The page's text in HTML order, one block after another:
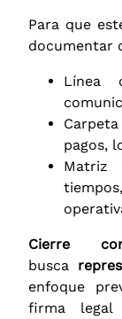
Para que
documentar
Línea
pagos,
Matriz
Cierre
busca
enfoque
firma legal